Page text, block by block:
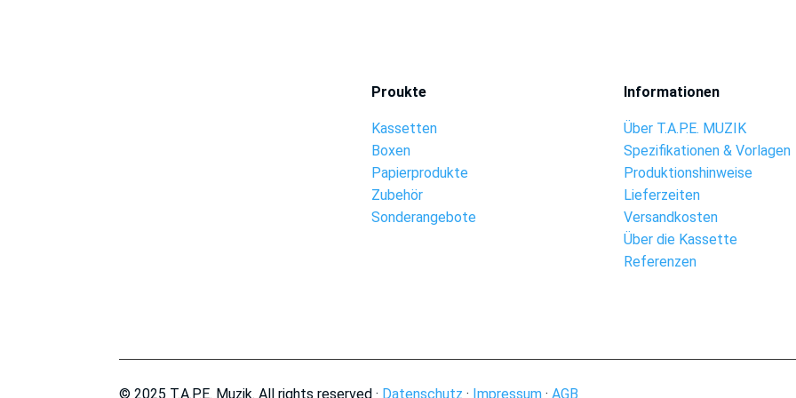
Proukte
Kassetten
Boxen
Papierprodukte
Zubehör
Sonderangebote
Informationen
Über T.A.P.E. MUZIK
Spezifikationen & Vorlagen
Produktionshinweise
Lieferzeiten
Versandkosten
Über die Kassette
Referenzen
© 2025 T.A.P.E. Muzik. All rights reserved · Datenschutz · Impressum ·AGB